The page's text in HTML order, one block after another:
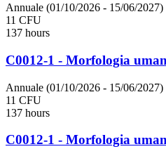
Annuale (01/10/2026 - 15/06/2027)
11 CFU
137 hours
C0012-1 - Morfologia
Annuale (01/10/2026 - 15/06/2027)
11 CFU
137 hours
C0012-1 - Morfologia